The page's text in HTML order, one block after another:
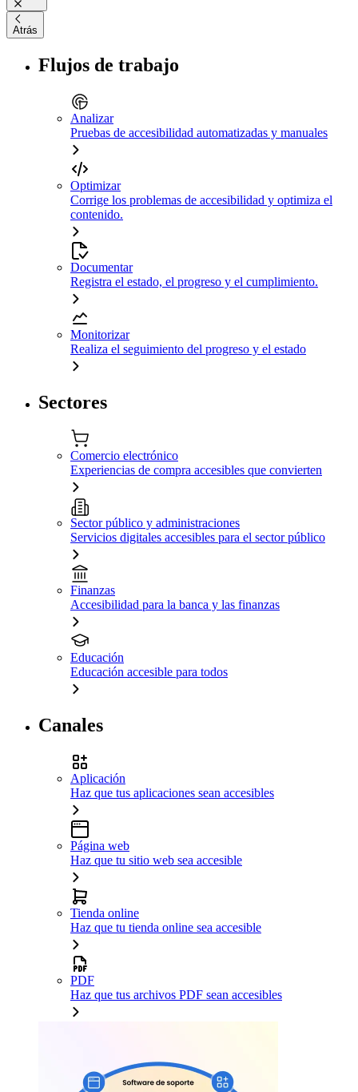
Atrás
Flujos de trabajo
Analizar
Pruebas de accesibilidad automatizadas y manuales
Optimizar
Corrige los problemas de accesibilidad y optimiza el
contenido.
Documentar
Registra el estado, el progreso y el cumplimiento.
Monitorizar
Realiza el seguimiento del progreso y el estado
Sectores
Comercio electrónico
Experiencias de compra accesibles que convierten
Sector público y administraciones
Servicios digitales accesibles para el sector público
Finanzas
Accesibilidad para la banca y las finanzas
Educación
Educación accesible para todos
Canales
Aplicación
Haz que tus aplicaciones sean accesibles
Página web
Haz que tu sitio web sea accesible
Tienda online
Haz que tu tienda online sea accesible
PDF
Haz que tus archivos PDF sean accesibles